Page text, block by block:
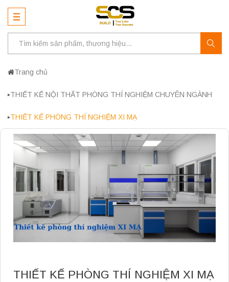
Trang chủ
THIẾT KẾ NỘI THẤT PHÒNG THÍ NGHIỆM CHUYÊN NGÀNH
THIẾT KẾ PHÒNG THÍ NGHIỆM XI MẠ
THIẾT KẾ PHÒNG THÍ NGHIỆM XI MẠ